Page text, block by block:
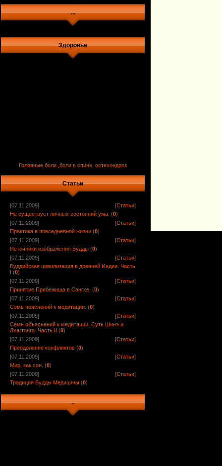
...
Здоровье
Головные боли ,боли в спине, остехондроз
Статьи
[07.11.2009] [Статьи]
Не существует личных состояний ума. (0)
[07.11.2009]
[Статьи]
Практика в повседневной жизни (0)
[07.11.2009]
[Статьи]
Источники изображения Будды (0)
[07.11.2009]
[Статьи]
Буддийская цивилизация в древней Индии. Часть
I (0)
[07.11.2009]
[Статьи]
Принятие Прибежища в Сангхе. (0)
[07.11.2009]
[Статьи]
Семь пояснений к медитации. (0)
[07.11.2009]
[Статьи]
Семь объяснений к медитации. Суть Шинэ и
Лхагтонга. Часть II (0)
[07.11.2009]
[Статьи]
Преодоление конфликтов (0)
[07.11.2009]
[Статьи]
Мир, как сон. (0)
[07.11.2009]
[Статьи]
Традиция Будды Медицины (0)
..